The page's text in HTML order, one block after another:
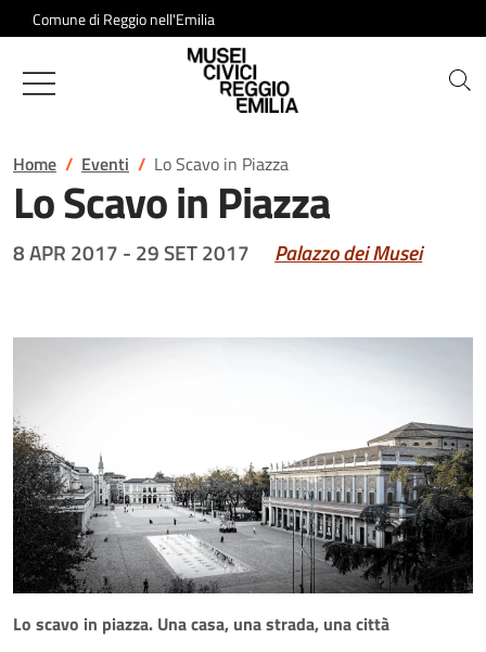
Salta al contenuto
Comune di Reggio nell'Emilia
Musei Civici di Reggio Emilia
Home Eventi Lo Scavo in Piazza
Lo Scavo in Piazza
8 APR 2017 - 29 SET 2017 Palazzo dei Musei
Lo scavo in piazza. Una casa, una strada, una città